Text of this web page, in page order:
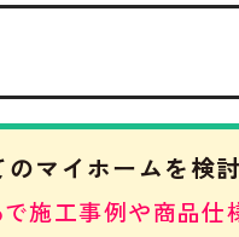
のマイホームを検
施工事例や商品仕